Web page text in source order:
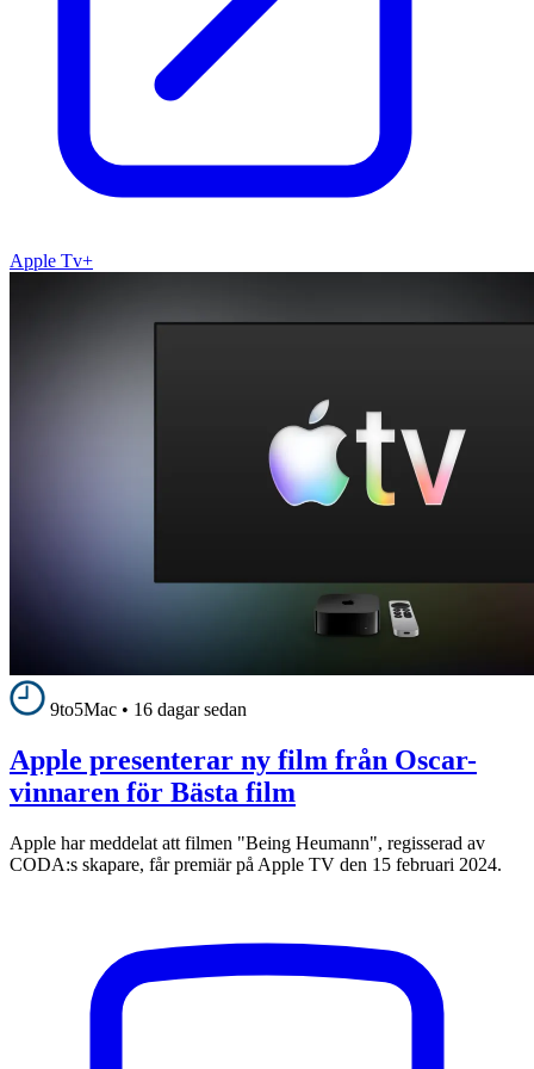
Apple Tv+
9to5Mac • 16 dagar sedan
Apple presenterar ny film från Oscar-
vinnaren för Bästa film
Apple har meddelat att filmen "Being Heumann", regisserad av
CODA:s skapare, får premiär på Apple TV den 15 februari 2024.